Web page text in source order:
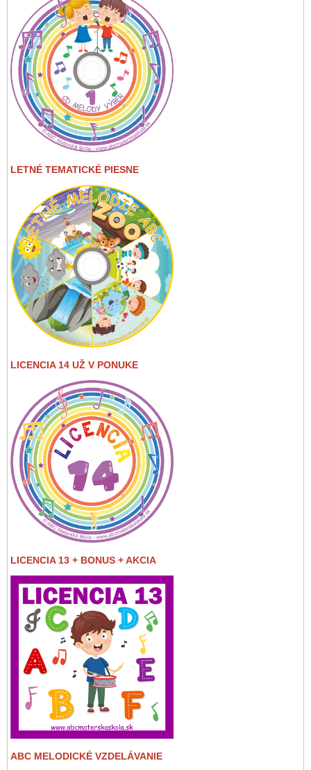
LETNÉ TEMATICKÉ PIESNE
LICENCIA 14 UŽ V PONUKE
LICENCIA 13 + BONUS + AKCIA
ABC MELODICKÉ VZDELÁVANIE